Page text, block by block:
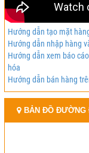
Hướng dẫn tạo mặt
Hướng dẫn nhập hàng
Hướng dẫn xem báo
hóa
Hướng dẫn bán hàng
BẢN ĐỒ ĐƯỜNG